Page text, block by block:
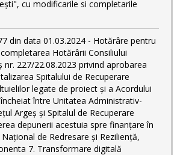
cu modificarile si completarile
din data 01.03.2024 - Hotărâre pentru
Hotărârii Consiliului
nr. 227/22.08.2023 privind aprobarea
Spitalului de Recuperare
legate de proiect și a Acordului
între Unitatea Administrativ-
Argeș și Spitalul de Recuperare
depunerii acestuia spre finanțare în
de Redresare și Reziliență,
7. Transformare digitală